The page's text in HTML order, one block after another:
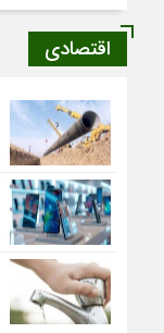
اقتصادی